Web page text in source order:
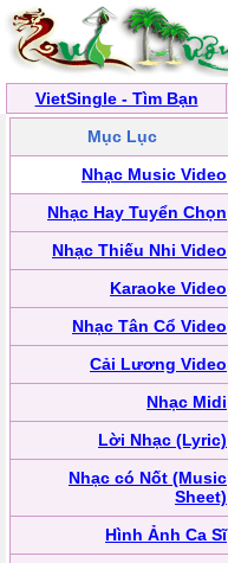
VietSingle - Tìm Bạn
Mục Lục
Nhạc Music Video
Nhạc Hay Tuyển Chọn
Nhạc Thiếu Nhi Video
Karaoke Video
Nhạc Tân Cổ Video
Cải Lương Video
Nhạc Midi
Lời Nhạc (Lyric)
Nhạc có Nốt (Music
Sheet)
Hình Ảnh Ca Sĩ